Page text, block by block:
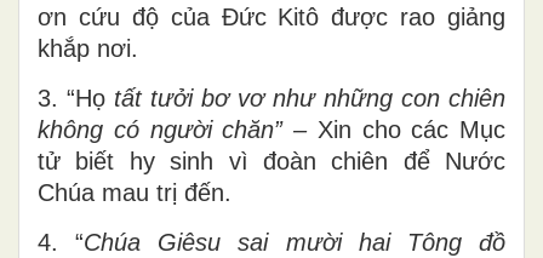
ơn cứu độ của Đức Kitô được rao giảng
khắp nơi.
3. “Họ tất tưởi bơ vơ như những con chiên
không có người chăn” –Xin cho các Mục
tử biết hy sinh vì đoàn chiên để Nước
Chúa mau trị đến.
4. “Chúa Giêsu sai mười hai Tông đồ